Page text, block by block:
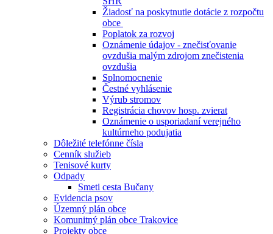
Žiadosť na poskytnutie dotácie z rozpočtu
obce
Poplatok za rozvoj
Oznámenie údajov - znečisťovanie
ovzdušia malým zdrojom znečistenia
ovzdušia
Splnomocnenie
Čestné vyhlásenie
Výrub stromov
Registrácia chovov hosp. zvierat
Oznámenie o usporiadaní verejného
kultúrneho podujatia
Dôležité telefónne čísla
Cenník služieb
Tenisové kurty
Odpady
Smeti cesta Bučany
Evidencia psov
Územný plán obce
Komunitný plán obce Trakovice
Projekty obce